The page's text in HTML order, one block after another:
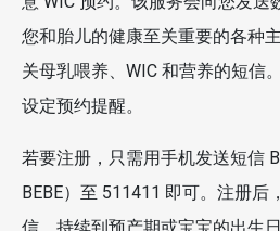
您和胎儿的健康至关重要的各种
关母乳喂养、WIC 和营养的短信
设定预约提醒。
若要注册，只需用手机发送短信
BEBE）至 511411 即可。注册后